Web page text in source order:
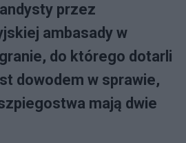
przez
ambasady w
do którego dotarli
dowodem w sprawie,
mają dwie